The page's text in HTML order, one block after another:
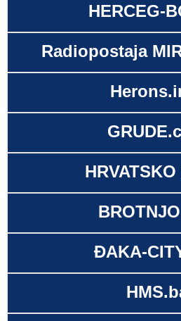
HERCEG-
Radiopostaja
ĐAKA-